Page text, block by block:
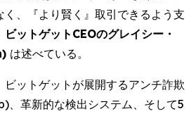
く、『より賢く』取引できるよう支
ビットゲットCEOのグレイシー・
は述べている。
ビットゲットが展開するアンチ詐欺
革新的な検出システム、そして5